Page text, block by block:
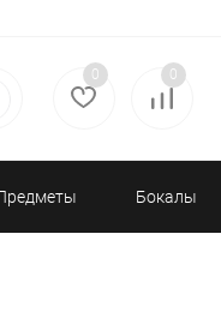
0 0
Бокалы